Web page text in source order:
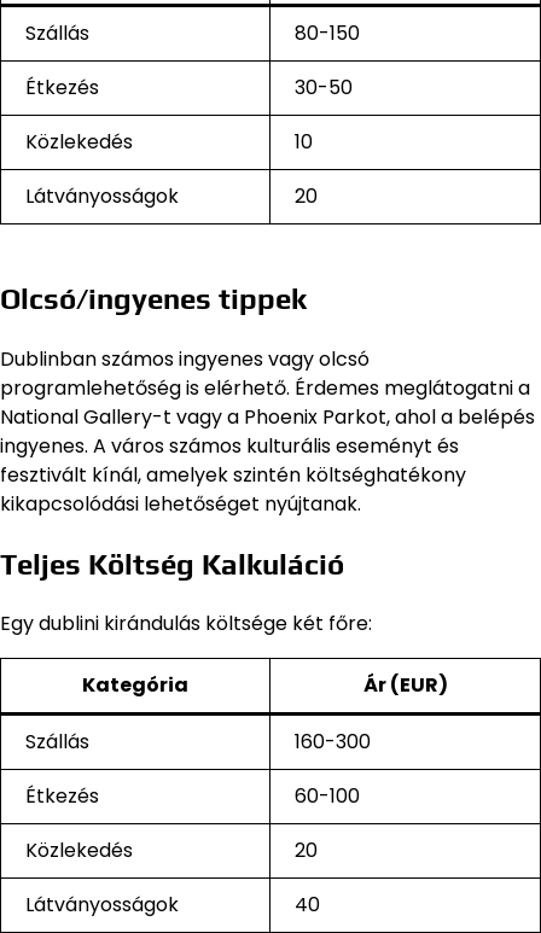
Szállás
80-150
Étkezés
30-50
Közlekedés
10
Látványosságok
20
Olcsó/ingyenes tippek
Dublinban számos ingyenes vagy olcsó
programlehetőség is elérhető. Érdemes meglátogatni a
National Gallery-t vagy a Phoenix Parkot, ahol a belépés
ingyenes. A város számos kulturális eseményt és
fesztivált kínál, amelyek szintén költséghatékony
kikapcsolódási lehetőséget nyújtanak.
Teljes Költség Kalkuláció
Egy dublini kirándulás költsége két főre:
Kategória Ár (EUR)
Szállás
160-300
Étkezés
60-100
Közlekedés
20
Látványosságok
40